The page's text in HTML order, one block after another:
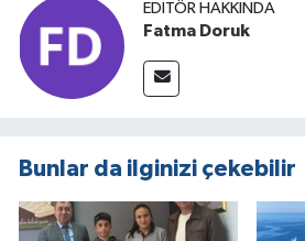
EDITÖR HAKKINDA
Fatma Doruk
Bunlar da ilginizi çekebilir